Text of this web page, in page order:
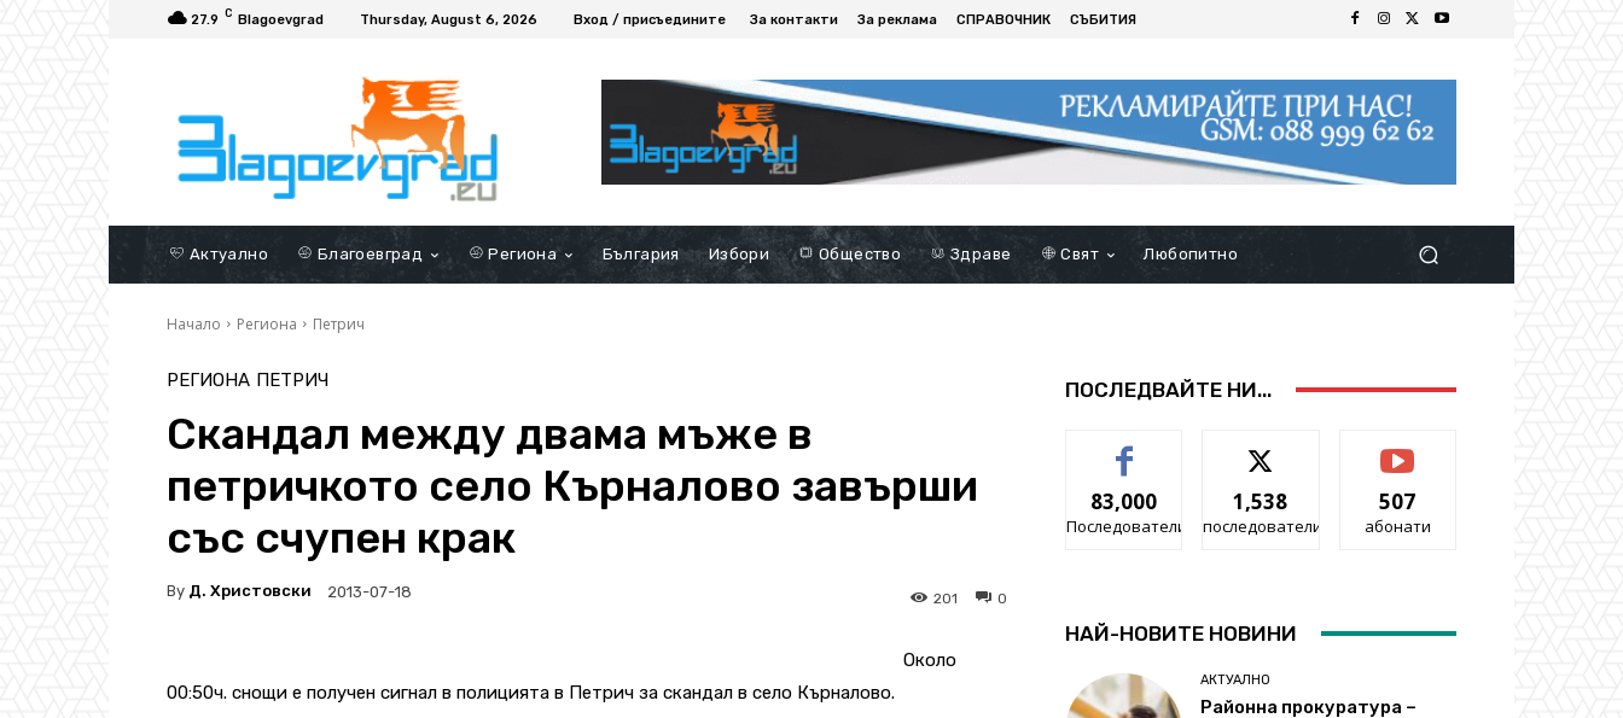
27.9 C Blagoevgrad Thursday, August 6, 2026 Вход / присъедините За контакти За реклама СПРАВОЧНИК СЪБИТИЯ
Актуално Благоевград Региона България Избори Общество Здраве Свят Любопитно
Начало Региона Петрич
РЕГИОНА ПЕТРИЧ
Скандал между двама мъже в
петричкото село Кърналово завърши
със счупен крак
By Д. Христовски 2013-07-18 0
201
Около
00:50ч. снощи е получен сигнал в полицията в Петрич за скандал в село Кърналово.
ПОСЛЕДВАЙТЕ НИ...
83,000
Последователи
1,538
последователи
507
абонати
НАЙ-НОВИТЕ НОВИНИ
АКТУАЛНО
Районна прокуратура –